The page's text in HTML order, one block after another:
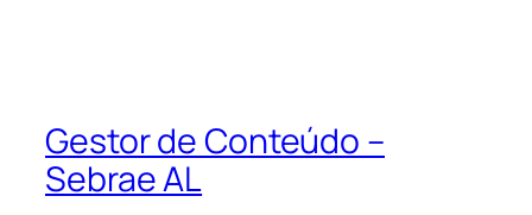
Gestor de Conteúdo –
Sebrae AL